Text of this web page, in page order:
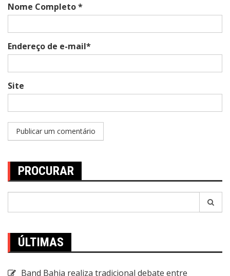
Nome Completo *
Endereço de e-mail*
Site
PROCURAR
ÚLTIMAS
Band Bahia realiza tradicional debate entre